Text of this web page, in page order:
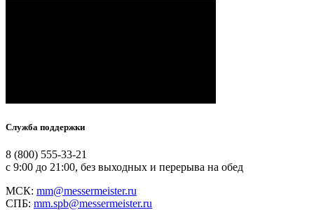
Служба поддержки
8 (800) 555-33-21
с 9:00 до 21:00, без выходных и перерыва на обед
МСК: mm@messermeister.ru
СПБ: mm.spb@messermeister.ru